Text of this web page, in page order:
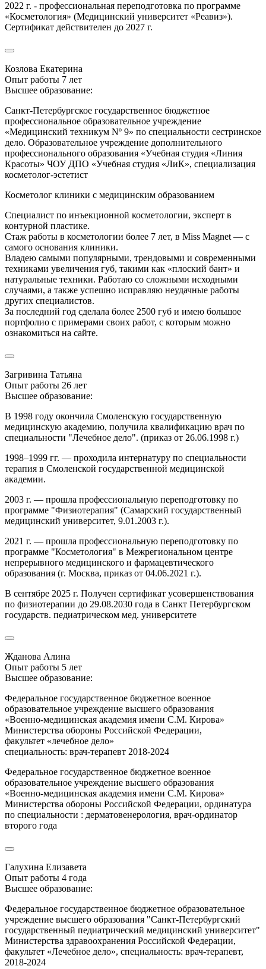
2022 г. - профессиональная переподготовка по программе
«Косметология» (Медицинский университет «Реавиз»).
Сертификат действителен до 2027 г.
Козлова Екатерина
Опыт работы 7 лет
Высшее образование:
Санкт-Петербургское государственное бюджетное
профессиональное образовательное учреждение
«Медицинский техникум Nº 9» по специальности сестринское
дело. Образовательное учреждение дополнительного
профессионального образования «Учебная студия «Линия
Красоты» ЧОУ ДПО «Учебная студия «ЛиК», специализация
косметолог-эстетист
Косметолог клиники с медицинским образованием
Специалист по инъекционной косметологии, эксперт в
контурной пластике.
Стаж работы в косметологии более 7 лет, в Miss Magnet — с
самого основания клиники.
Владею самыми популярными, трендовыми и современными
техниками увеличения губ, такими как «плоский бант» и
натуральные техники. Работаю со сложными исходными
случаями, а также успешно исправляю неудачные работы
других специалистов.
За последний год сделала более 2500 губ и имею большое
портфолио с примерами своих работ, с которым можно
ознакомиться на сайте.
Загривина Татьяна
Опыт работы 26 лет
Высшее образование:
В 1998 году окончила Смоленскую государственную
медицинскую академию, получила квалификацию врач по
специальности "Лечебное дело". (приказ от 26.06.1998 г.)
1998–1999 гг. — проходила интернатуру по специальности
терапия в Смоленской государственной медицинской
академии.
2003 г. — прошла профессиональную переподготовку по
программе "Физиотерапия" (Самарский государственный
медицинский университет, 9.01.2003 г.).
2021 г. — прошла профессиональную переподготовку по
программе "Косметология" в Межрегиональном центре
непрерывного медицинского и фармацевтического
образования (г. Москва, приказ от 04.06.2021 г.).
В сентябре 2025 г. Получен сертификат усовершенствования
по физиотерапии до 29.08.2030 года в Санкт Петербургском
государств. педиатрическом мед. университете
Жданова Алина
Опыт работы 5 лет
Высшее образование:
Федеральное государственное бюджетное военное
образовательное учреждение высшего образования
«Военно-медицинская академия имени С.М. Кирова»
Министерства обороны Российской Федерации,
факультет «лечебное дело»
специальность: врач-терапевт 2018-2024
Федеральное государственное бюджетное военное
образовательное учреждение высшего образования
«Военно-медицинская академия имени С.М. Кирова»
Министерства обороны Российской Федерации, ординатура
по специальности : дерматовенерология, врач-ординатор
второго года
Галухина Елизавета
Опыт работы 4 года
Высшее образование:
Федеральное государственное бюджетное образовательное
учреждение высшего образования "Санкт-Петербургский
государственный педиатрический медицинский университет"
Министерства здравоохранения Российской Федерации,
факультет «Лечебное дело», специальность: врач-терапевт,
2018-2024